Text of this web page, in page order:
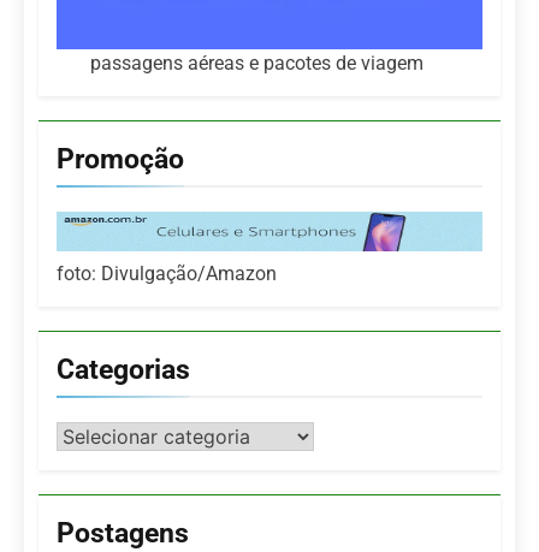
passagens aéreas e pacotes de viagem
Promoção
foto: Divulgação/Amazon
Categorias
Categorias
Postagens